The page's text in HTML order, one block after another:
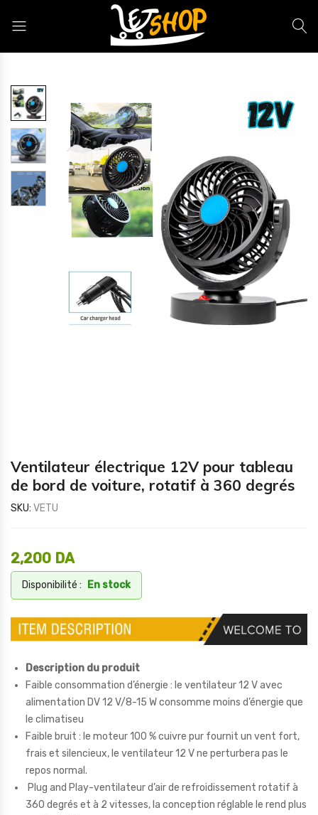
Ventilateur électrique 12V pour tableau
de bord de voiture, rotatif à 360 degrés
SKU: VETU
2,200 DA
Disponibilité : En stock
Description du produit
Faible consommation d’énergie : le ventilateur 12 V avec
alimentation DV 12 V/8-15 W consomme moins d’énergie que
le climatiseu
Faible bruit : le moteur 100 % cuivre pur fournit un vent fort,
frais et silencieux, le ventilateur 12 V ne perturbera pas le
repos normal.
Plug and Play-ventilateur d’air de refroidissement rotatif à
360 degrés et à 2 vitesses, la conception réglable le rend plus